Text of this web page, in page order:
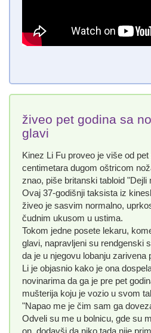
živeo pet godina sa
glavi
Kinez Li Fu proveo je više od
centimetara dugom oštricom
znao, piše britanski tabloid "Dejli
Ovaj 37-godišnji taksista iz
živeo je sasvim normalno,
čudnim ukusom u ustima.
Tokom jedne posete lekaru,
glavi, napravljeni su rendgenski
da je u njegovu lobanju zarivena
Li je objasnio kako je ona
novinarima da ga je pre pet
mušterija koju je vozio u svom
"Napao me je čim sam ga
Odveli su me u bolnicu, gde su
on, dodavši da niko tada nije